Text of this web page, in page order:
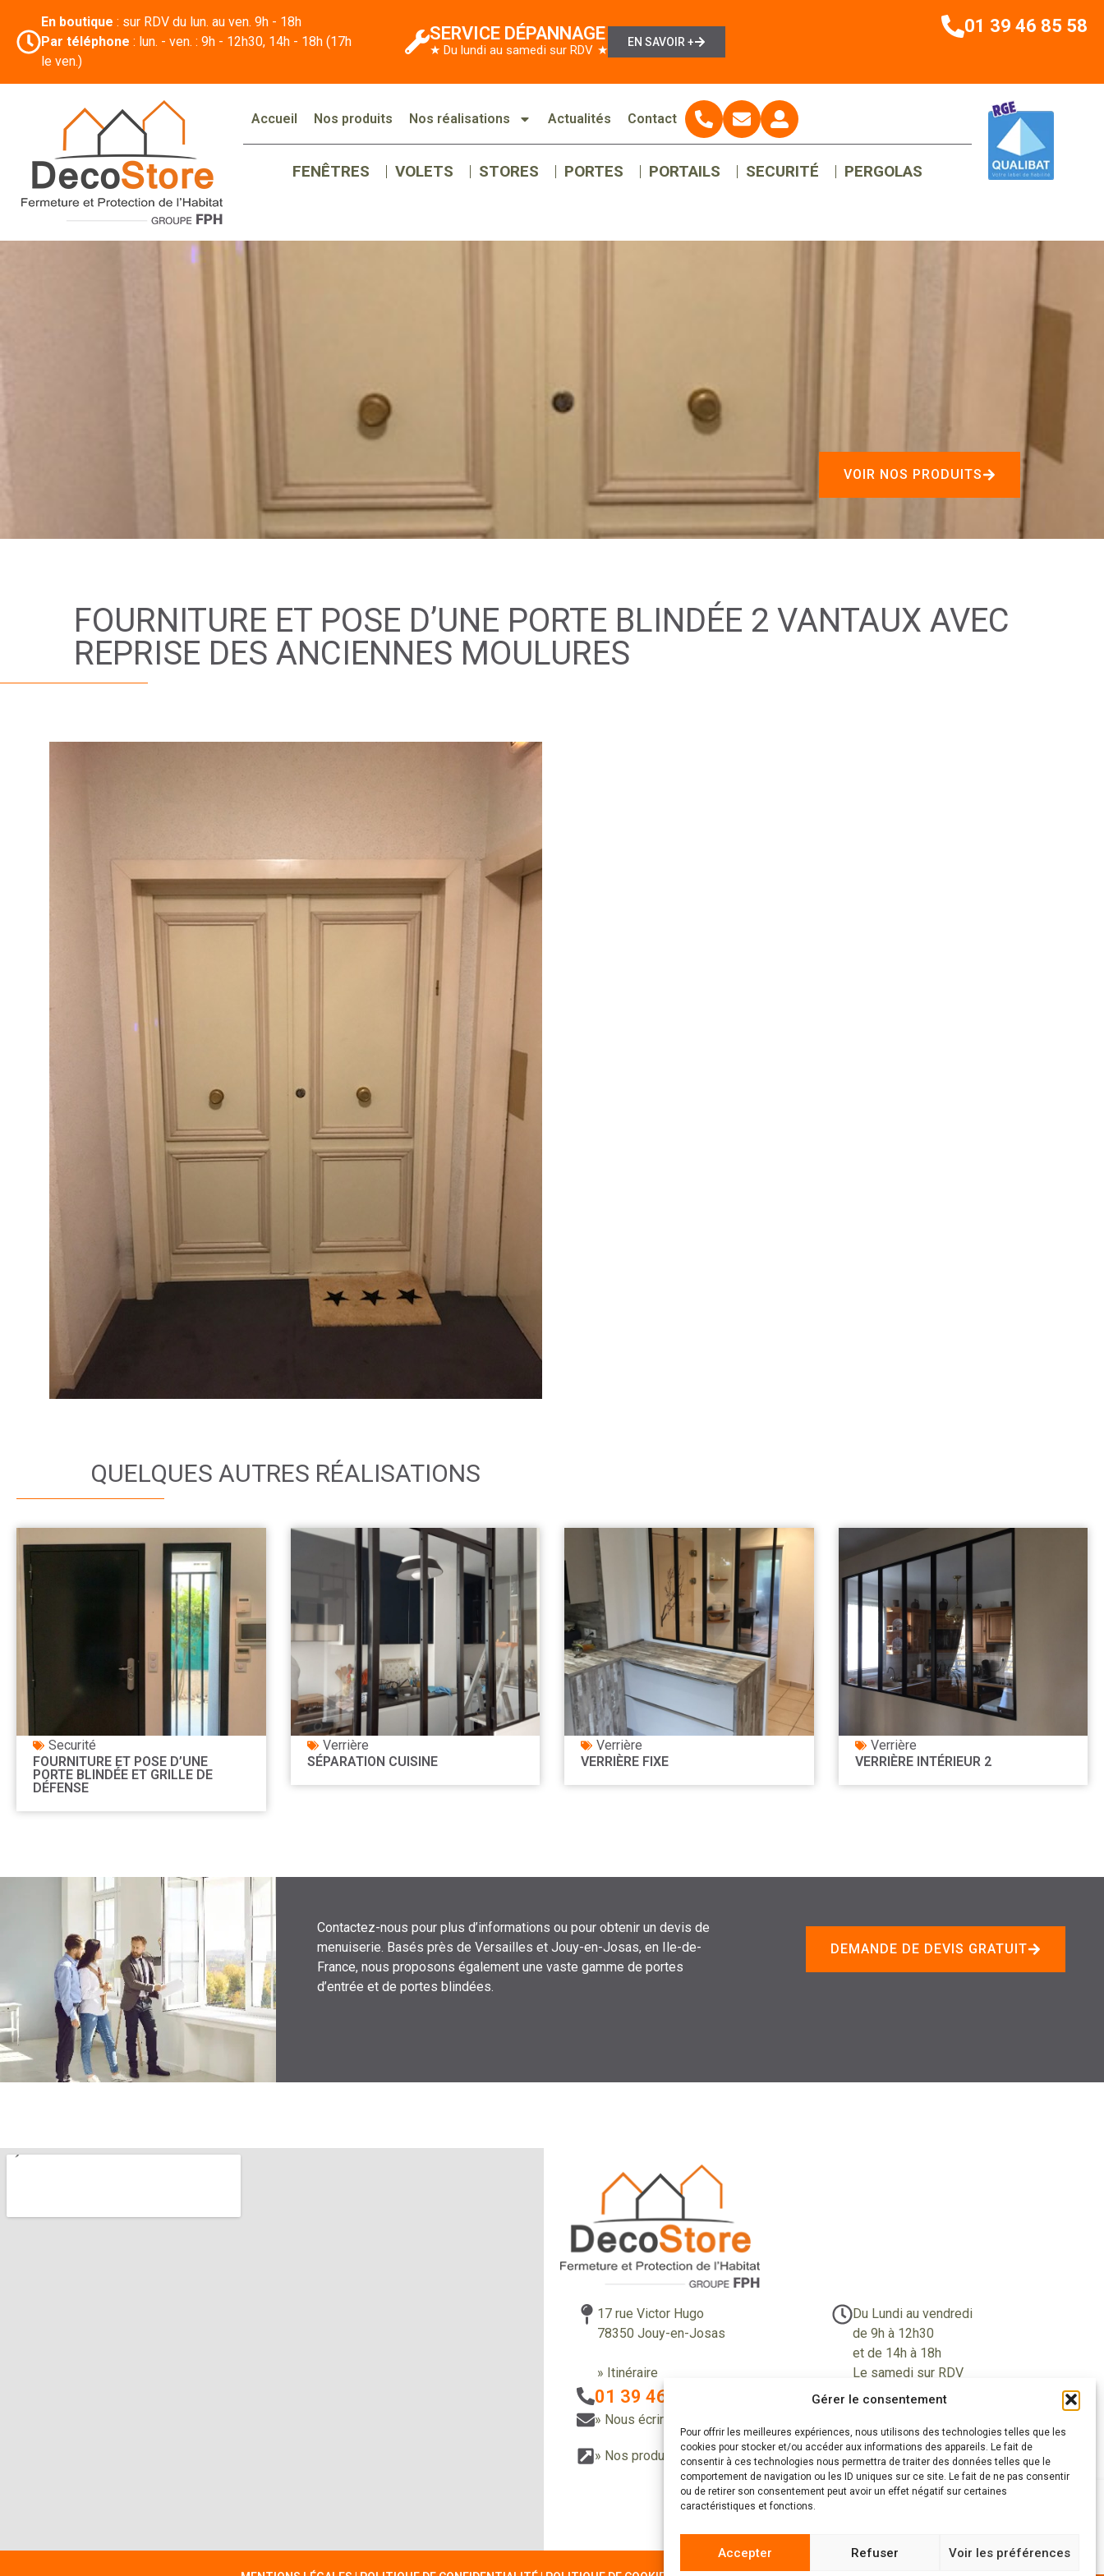
Gérer le consentement
Pour offrir les meilleures expériences, nous utilisons des technologies telles que les
cookies pour stocker et/ou accéder aux informations des appareils. Le fait de
consentir à ces technologies nous permettra de traiter des données telles que le
comportement de navigation ou les ID uniques sur ce site. Le fait de ne pas consentir
ou de retirer son consentement peut avoir un effet négatif sur certaines
caractéristiques et fonctions.
Accepter Refuser Voir les préférences
En boutique : sur RDV du lun. au ven. 9h - 18h
Par téléphone : lun. - ven. : 9h - 12h30, 14h - 18h (17h
le ven.)
SERVICE DÉPANNAGE
★ Du lundi au samedi sur RDV ★
EN SAVOIR +
01 39 46 85 58
Accueil Nos produits Nos réalisations Actualités Contact
FENÊTRES VOLETS STORES PORTES PORTAILS SECURITÉ PERGOLAS
VOIR NOS PRODUITS
FOURNITURE ET POSE D’UNE PORTE BLINDÉE 2 VANTAUX AVEC
REPRISE DES ANCIENNES MOULURES
QUELQUES AUTRES RÉALISATIONS
Securité
FOURNITURE ET POSE D’UNE
PORTE BLINDÉE ET GRILLE DE
DÉFENSE
Verrière
SÉPARATION CUISINE
Verrière
VERRIÈRE FIXE
Verrière
VERRIÈRE INTÉRIEUR 2
Contactez-nous pour plus d’informations ou pour obtenir un devis de
menuiserie. Basés près de Versailles et Jouy-en-Josas, en Ile-de-
France, nous proposons également une vaste gamme de portes
d’entrée et de portes blindées.
DEMANDE DE DEVIS GRATUIT
17 rue Victor Hugo
78350 Jouy-en-Josas
» Itinéraire
01 39 46 85 58
» Nous écrire
Du Lundi au vendredi
de 9h à 12h30
et de 14h à 18h
Le samedi sur RDV
» Nos produits » Nos réalisations » Zones d'intervention » Actualités
4.9 222 avis